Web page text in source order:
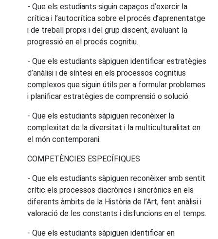
- Que els estudiants siguin capaços d’exercir la
crítica i l’autocrítica sobre el procés d’aprenentatge
i de treball propis i del grup discent, avaluant la
progressió en el procés cognitiu.
- Que els estudiants sàpiguen identificar estratègies
d’anàlisi i de síntesi en els processos cognitius
complexos que siguin útils per a formular problemes
i planificar estratègies de comprensió o solució.
- Que els estudiants sàpiguen reconèixer la
complexitat de la diversitat i la multiculturalitat en
el món contemporani.
COMPETÈNCIES ESPECÍFIQUES
- Que els estudiants sàpiguen reconèixer amb sentit
crític els processos diacrònics i sincrònics en els
diferents àmbits de la Història de l’Art, fent anàlisi i
valoració de les constants i disfuncions en el temps.
- Que els estudiants sàpiguen identificar en